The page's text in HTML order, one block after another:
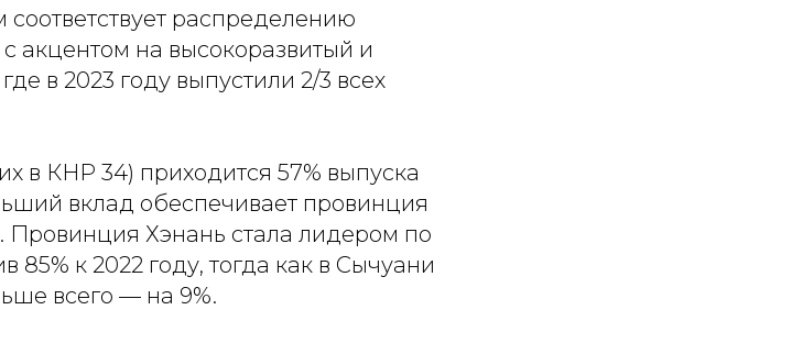
распределению
на высокоразвитый и
в 2023 году выпустили 2/3 всех
в КНР 34) приходится 57% выпуска
вклад обеспечивает провинция
Провинция Хэнань стала лидером по
85% к 2022 году, тогда как в Сычуани
всего — на 9%.